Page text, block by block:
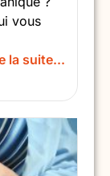
vous
la suite...